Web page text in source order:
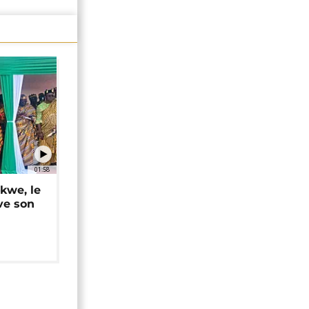
01:58
le
son